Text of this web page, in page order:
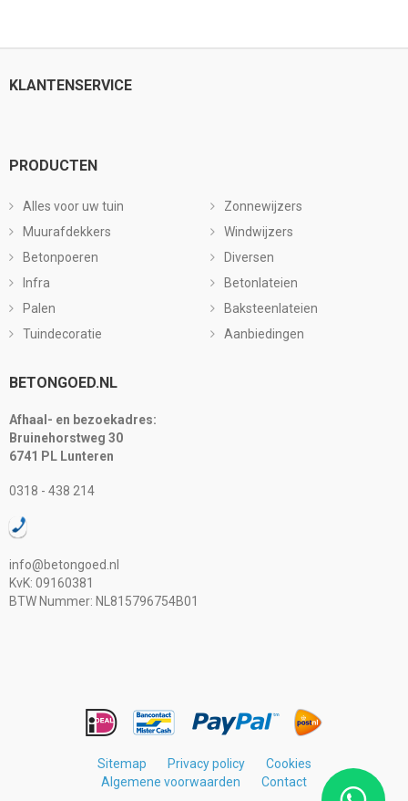
KLANTENSERVICE
PRODUCTEN
Alles voor uw tuin
Muurafdekkers
Betonpoeren
Infra
Palen
Tuindecoratie
Zonnewijzers
Windwijzers
Diversen
Betonlateien
Baksteenlateien
Aanbiedingen
BETONGOED.NL
Afhaal- en bezoekadres:
Bruinehorstweg 30
6741 PL Lunteren
0318 - 438 214
info@betongoed.nl
KvK: 09160381
BTW Nummer: NL815796754B01
Sitemap Privacy policy
Cookies
Algemene voorwaarden
Contact